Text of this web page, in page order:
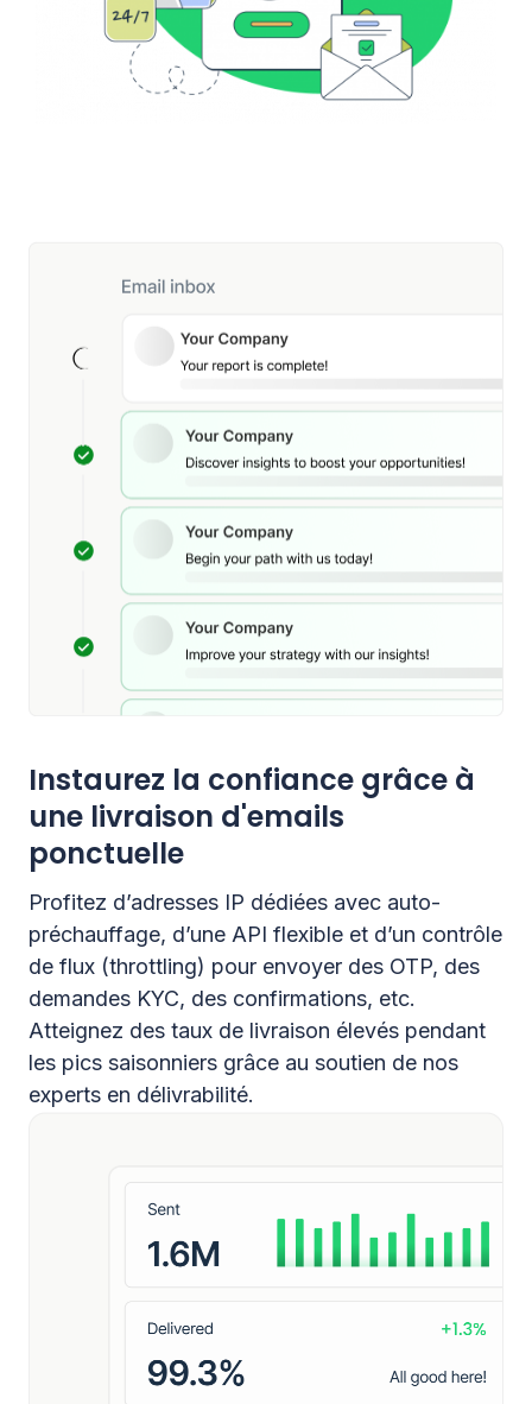
Instaurez la confiance grâce à
une livraison d'emails
ponctuelle
Profitez d’adresses IP dédiées avec auto-
préchauffage, d’une API flexible et d’un contrôle
de flux (throttling) pour envoyer des OTP, des
demandes KYC, des confirmations, etc.
Atteignez des taux de livraison élevés pendant
les pics saisonniers grâce au soutien de nos
experts en délivrabilité.